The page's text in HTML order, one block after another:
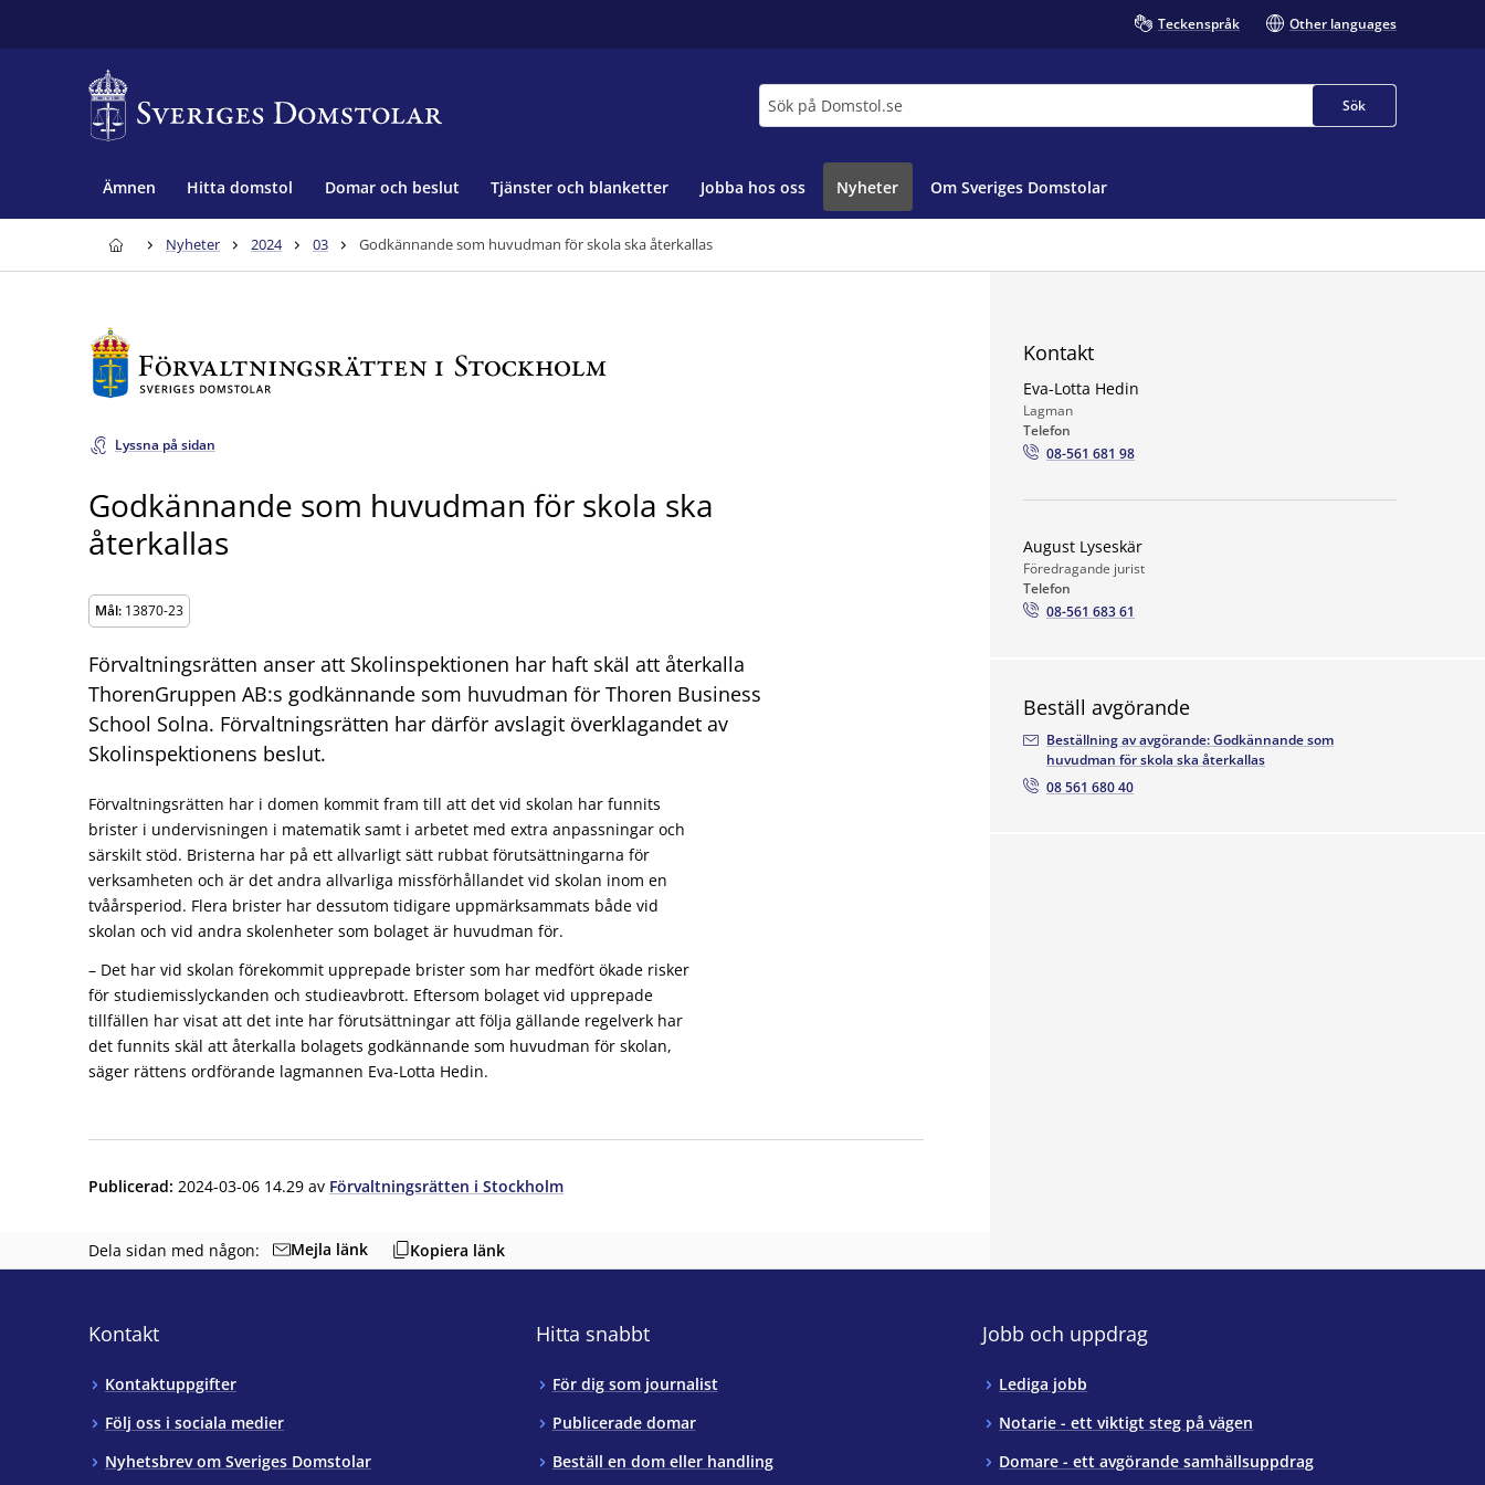
Teckenspråk Other languages
Sök
Ämnen Hitta domstol Domar och beslut Tjänster och blanketter Jobba hos oss Nyheter Om Sveriges Domstolar
Nyheter 2024 03 Godkännande som huvudman för skola ska återkallas
Lyssna på sidan
Godkännande som huvudman för skola ska
återkallas
Mål: 13870-23
Förvaltningsrätten anser att Skolinspektionen har haft skäl att återkalla
ThorenGruppen AB:s godkännande som huvudman för Thoren Business
School Solna. Förvaltningsrätten har därför avslagit överklagandet av
Skolinspektionens beslut.
Förvaltningsrätten har i domen kommit fram till att det vid skolan har funnits
brister i undervisningen i matematik samt i arbetet med extra anpassningar och
särskilt stöd. Bristerna har på ett allvarligt sätt rubbat förutsättningarna för
verksamheten och är det andra allvarliga missförhållandet vid skolan inom en
tvåårsperiod. Flera brister har dessutom tidigare uppmärksammats både vid
skolan och vid andra skolenheter som bolaget är huvudman för.
– Det har vid skolan förekommit upprepade brister som har medfört ökade risker
för studiemisslyckanden och studieavbrott. Eftersom bolaget vid upprepade
tillfällen har visat att det inte har förutsättningar att följa gällande regelverk har
det funnits skäl att återkalla bolagets godkännande som huvudman för skolan,
säger rättens ordförande lagmannen Eva-Lotta Hedin.
Publicerad: 2024-03-06 14.29 av Förvaltningsrätten i Stockholm
Dela sidan med någon: Mejla länk Kopiera länk
Kontakt
Eva-Lotta Hedin
Lagman
Telefon
08-561 681 98
August Lyseskär
Föredragande jurist
Telefon
08-561 683 61
Beställ avgörande
Beställning av avgörande: Godkännande som
huvudman för skola ska återkallas
08 561 680 40
Kontakt
Kontaktuppgifter
Följ oss i sociala medier
Nyhetsbrev om Sveriges Domstolar
Hitta snabbt
För dig som journalist
Publicerade domar
Beställ en dom eller handling
Jobb och uppdrag
Lediga jobb
Notarie - ett viktigt steg på vägen
Domare - ett avgörande samhällsuppdrag